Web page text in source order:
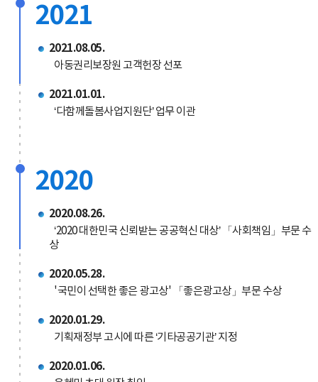
2021
2021.08.05.
아동권리보장원 고객헌장 선포
2021.01.01.
‘다함께돌봄사업지원단’ 업무 이관
2020
2020.08.26.
‘2020 대한민국 신뢰받는 공공혁신 대상’ 「사회책임」부문 수
상
2020.05.28.
'국민이 선택한 좋은 광고상' 「좋은광고상」부문 수상
2020.01.29.
기획재정부 고시에 따른 ‘기타공공기관’ 지정
2020.01.06.